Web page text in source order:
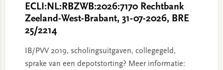
ECLI:NL:RBZWB:2026:7170 Rechtbank
Zeeland-West-Brabant, 31-07-2026, BRE
25/2214
IB/PVV 2019, scholingsuitgaven, collegegeld,
sprake van een depotstorting? Meer informatie: